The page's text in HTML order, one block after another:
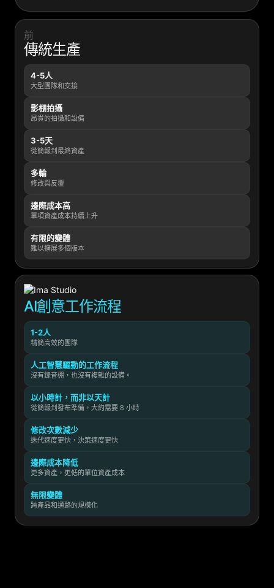
前
傳統生產
4-5人
大型團隊和交接
影棚拍攝
昂貴的拍攝和設備
3-5天
從簡報到最終資產
多輪
修改與反覆
邊際成本高
單項資產成本持續上升
有限的變體
難以擴展多個版本
AI創意工作流程
1-2人
精簡高效的團隊
人工智慧驅動的工作流程
沒有錄音棚，也沒有複雜的設備。
以小時計，而非以天計
從簡報到發布準備，大約需要 8 小時
修改次數減少
迭代速度更快，決策速度更快
邊際成本降低
更多資產，更低的單位資產成本
無限變體
跨產品和通路的規模化